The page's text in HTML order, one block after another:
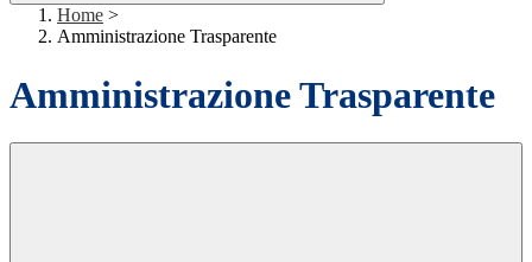
Home >
Amministrazione Trasparente
Amministrazione Trasparente